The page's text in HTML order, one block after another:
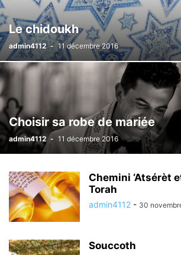
Le chidoukh
admin4112 - 11 décembre 2016
Choisir sa robe de mariée
admin4112 - 11 décembre 2016
Chemini ‘Atsérèt
Torah
admin4112 - 30
Souccoth